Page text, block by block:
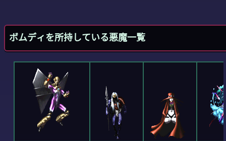
ボムディを所持している悪魔一覧